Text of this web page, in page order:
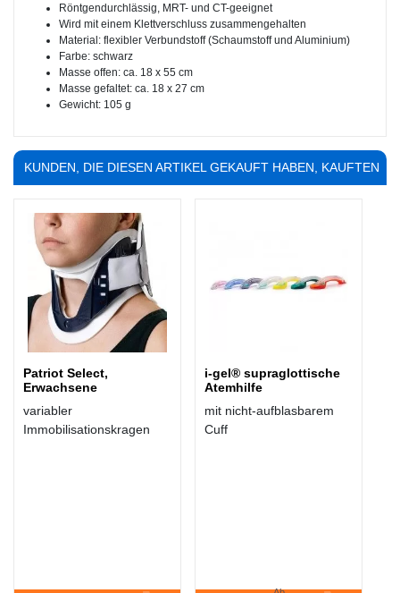
Röntgendurchlässig, MRT- und CT-geeignet
Wird mit einem Klettverschluss zusammengehalten
Material: flexibler Verbundstoff (Schaumstoff und Aluminium)
Farbe: schwarz
Masse offen: ca. 18 x 55 cm
Masse gefaltet: ca. 18 x 27 cm
Gewicht: 105 g
KUNDEN, DIE DIESEN ARTIKEL GEKAUFT HABEN, KAUFTEN
Patriot Select,
Erwachsene
variabler
Immobilisationskragen
i-gel® supraglottische
Atemhilfe
mit nicht-aufblasbarem
Cuff